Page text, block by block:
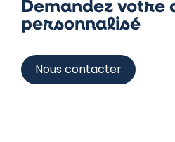
Demandez votre
personnalisé
Nous contacter